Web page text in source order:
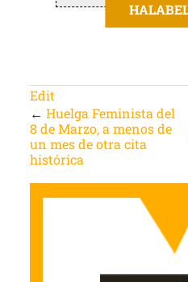
Edit
← Huelga Feminista del
8 de Marzo, a menos de
un mes de otra cita
histórica